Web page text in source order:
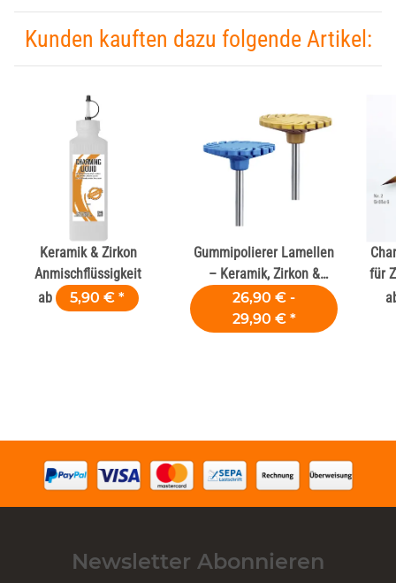
Kunden kauften dazu folgende Artikel:
Keramik & Zirkon
Anmischflüssigkeit
ab
5,90 € *
Gummipolierer Lamellen
– Keramik, Zirkon &
Komposit
26,90 € -
29,90 € *
für
Newsletter Abonnieren